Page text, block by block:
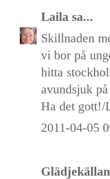
Laila sa...
Skillnaden
vi bor på
hitta
avundsjuk
Ha det gott!/
2011-04-05